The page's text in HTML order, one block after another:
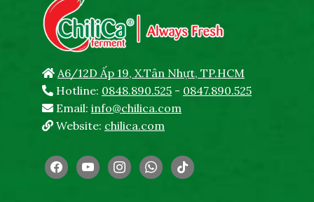
A6/12D Ấp 19, X.Tân Nhựt, TP.HCM
Hotline: 0848.890.525 - 0847.890.525
Email: info@chilica.com
Website: chilica.com
facebookyoutubeinstagramwhatsapp
tiktok